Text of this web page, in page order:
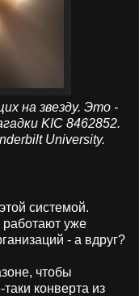
на звезду. Это -
KIC 8462852.
University.
системой.
работают уже
- а вдруг?
чтобы
конверта из